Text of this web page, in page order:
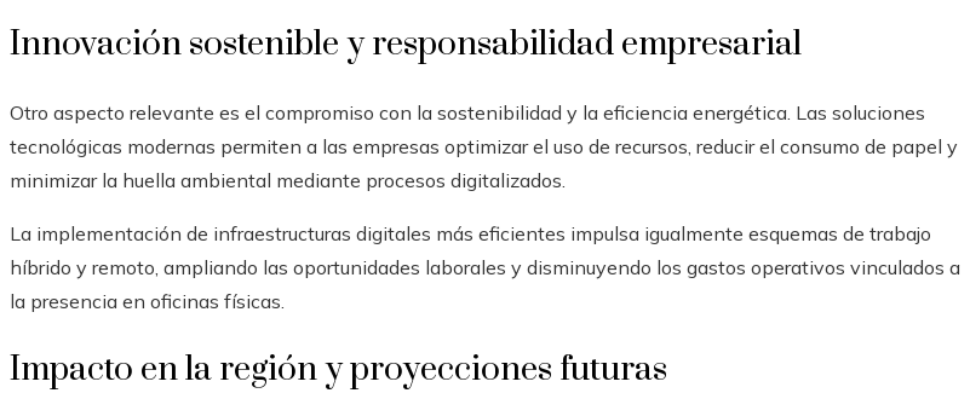
Innovación sostenible y responsabilidad empresarial
Otro aspecto relevante es el compromiso con la sostenibilidad y la eficiencia energética. Las soluciones
tecnológicas modernas permiten a las empresas optimizar el uso de recursos, reducir el consumo de papel y
minimizar la huella ambiental mediante procesos digitalizados.
La implementación de infraestructuras digitales más eficientes impulsa igualmente esquemas de trabajo
híbrido y remoto, ampliando las oportunidades laborales y disminuyendo los gastos operativos vinculados a
la presencia en oficinas físicas.
Impacto en la región y proyecciones futuras